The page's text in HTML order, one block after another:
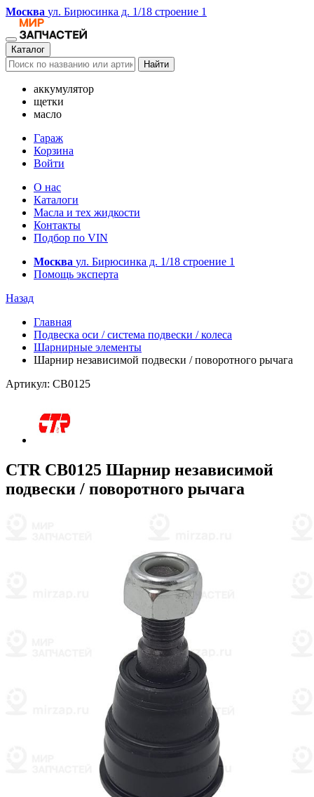
Москва ул. Бирюсинка д. 1/18 строение 1
Каталог
Найти
аккумулятор
щетки
масло
Гараж
Корзина
Войти
О нас
Каталоги
Масла и тех жидкости
Контакты
Подбор по VIN
Москва ул. Бирюсинка д. 1/18 строение 1
Помощь эксперта
Назад
Главная
Подвеска оси / система подвески / колеса
Шарнирные элементы
Шарнир независимой подвески / поворотного рычага
Артикул: CB0125
CTR CB0125 Шарнир независимой
подвески / поворотного рычага